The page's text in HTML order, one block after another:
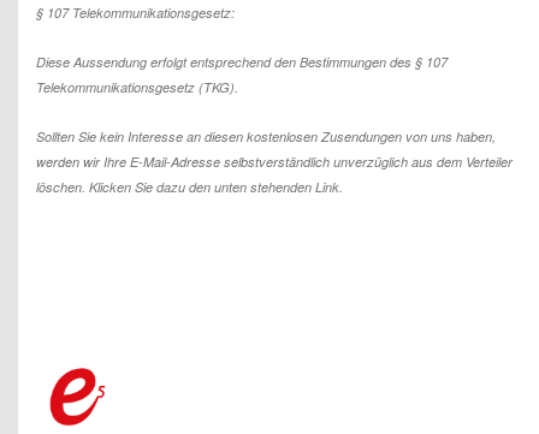
§ 107 Telekommunikationsgesetz:
Diese Aussendung erfolgt entsprechend den Bestimmungen des § 107
Telekommunikationsgesetz (TKG).
Sollten Sie kein Interesse an diesen kostenlosen Zusendungen von uns haben,
werden wir Ihre E-Mail-Adresse selbstverständlich unverzüglich aus dem Verteiler
löschen. Klicken Sie dazu den unten stehenden Link.